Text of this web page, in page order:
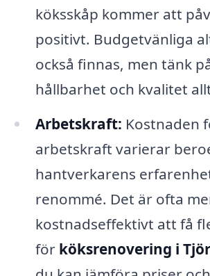
köksskåp kommer att
positivt. Budgetvänliga
också finnas, men tänk
hållbarhet och kvalitet
Arbetskraft: Kostnaden
arbetskraft varierar
hantverkarens
renommé. Det är ofta
kostnadseffektivt att få
för köksrenovering i